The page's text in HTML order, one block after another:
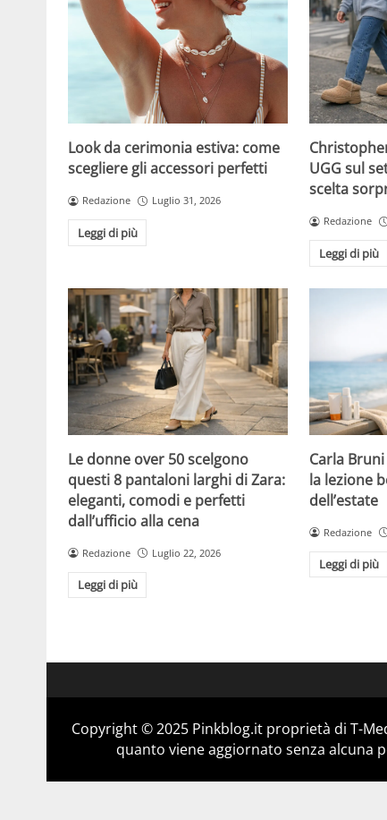
Look da cerimonia estiva: come
scegliere gli accessori perfetti
Redazione Luglio 31, 2026
Leggi di più
UGG sul
scelta
Redazione
Leggi di più
Le donne over 50 scelgono
questi 8 pantaloni larghi di Zara:
eleganti, comodi e perfetti
dall’ufficio alla cena
Redazione Luglio 22, 2026
Leggi di più
Carla
la lezione
dell’estate
Redazione
Leggi di più
Copyright © 2025 Pinkblog.it proprietà di T-
quanto viene aggiornato senza alcuna